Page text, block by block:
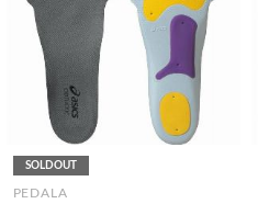
SOLDOUT
PEDALA